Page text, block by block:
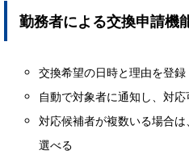
勤務者による交換申請機
交換希望の日時と理由を登録
自動で対象者に通知し、対
対応候補者が複数いる場合
選べる